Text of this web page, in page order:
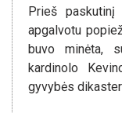
Prieš paskutinį
apgalvotu
buvo minėta,
kardinolo
gyvybės